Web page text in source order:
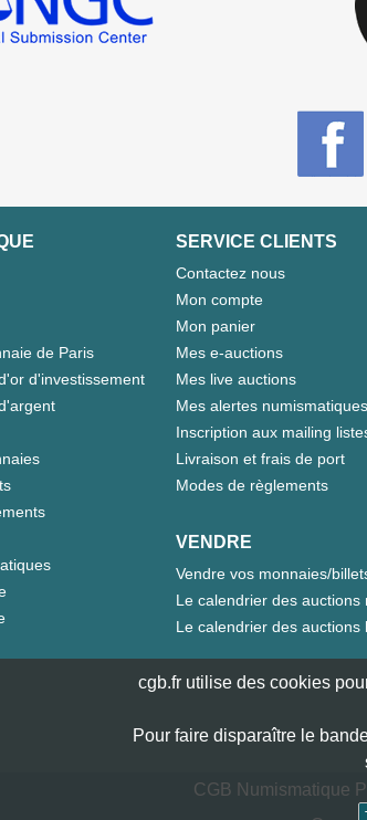
de Paris
d'investissement
SERVICE CLIENTS
Contactez nous
Mon compte
Mon panier
Mes e-auctions
Mes live auctions
Mes alertes numismatiques
Inscription aux mailing
Livraison et frais de port
Modes de règlements
VENDRE
Vendre vos monnaies/
Le calendrier des auctions
Le calendrier des auctions
CGB Numismatique
cgb.fr utilise des cookies
Pour faire disparaître le